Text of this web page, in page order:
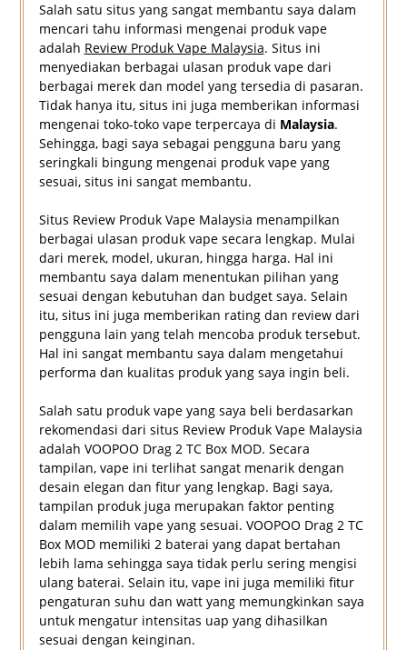
Salah satu situs yang sangat membantu saya dalam
mencari tahu informasi mengenai produk vape
adalah Review Produk Vape Malaysia. Situs ini
menyediakan berbagai ulasan produk vape dari
berbagai merek dan model yang tersedia di pasaran.
Tidak hanya itu, situs ini juga memberikan informasi
mengenai toko-toko vape terpercaya di Malaysia.
Sehingga, bagi saya sebagai pengguna baru yang
seringkali bingung mengenai produk vape yang
sesuai, situs ini sangat membantu.
Situs Review Produk Vape Malaysia menampilkan
berbagai ulasan produk vape secara lengkap. Mulai
dari merek, model, ukuran, hingga harga. Hal ini
membantu saya dalam menentukan pilihan yang
sesuai dengan kebutuhan dan budget saya. Selain
itu, situs ini juga memberikan rating dan review dari
pengguna lain yang telah mencoba produk tersebut.
Hal ini sangat membantu saya dalam mengetahui
performa dan kualitas produk yang saya ingin beli.
Salah satu produk vape yang saya beli berdasarkan
rekomendasi dari situs Review Produk Vape Malaysia
adalah VOOPOO Drag 2 TC Box MOD. Secara
tampilan, vape ini terlihat sangat menarik dengan
desain elegan dan fitur yang lengkap. Bagi saya,
tampilan produk juga merupakan faktor penting
dalam memilih vape yang sesuai. VOOPOO Drag 2 TC
Box MOD memiliki 2 baterai yang dapat bertahan
lebih lama sehingga saya tidak perlu sering mengisi
ulang baterai. Selain itu, vape ini juga memiliki fitur
pengaturan suhu dan watt yang memungkinkan saya
untuk mengatur intensitas uap yang dihasilkan
sesuai dengan keinginan.